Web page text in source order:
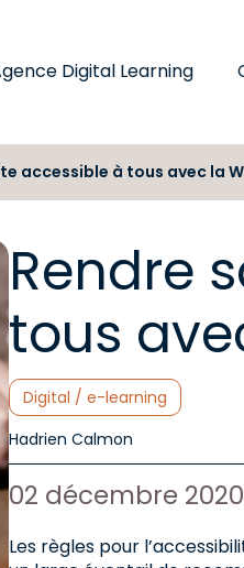
Digital Learning
accessible à tous avec la
Rendre
tous
Catégories :
Digital / e-learning
Auteur de l'article :
Hadrien Calmon
Date de
02 décembre 2020
Les règles pour